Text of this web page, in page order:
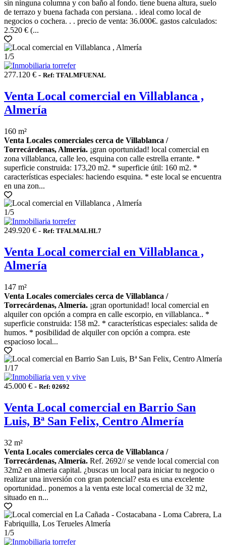
sin ninguna columna y con baño al fondo. tiene buena altura, suelo
de terrazo y buena fachada con persiana. . ideal como local de
negocios o cochera. . . precio de venta: 36.000€. gastos calculados:
2.520 € (...
1/5
277.120 € - Ref: TFALMFUENAL
Venta Local comercial en Villablanca ,
Almería
160 m²
Venta Locales comerciales cerca de Villablanca /
Torrecárdenas, Almería. ¡gran oportunidad! local comercial en
zona villablanca, calle leo, esquina con calle estrella errante. *
superficie construida: 173,20 m2. * superficie útil: 160 m2. *
características especiales: haciendo esquina. * este local se encuentra
en una zon...
1/5
249.920 € - Ref: TFALMALHL7
Venta Local comercial en Villablanca ,
Almería
147 m²
Venta Locales comerciales cerca de Villablanca /
Torrecárdenas, Almería. ¡gran oportunidad! local comercial en
alquiler con opción a compra en calle escorpio, en villablanca.. *
superficie construida: 158 m2. * características especiales: salida de
humos. * posibilidad de alquiler con opción a compra. este
espacioso local...
1/17
45.000 € - Ref: 02692
Venta Local comercial en Barrio San
Luis, Bª San Felix, Centro Almería
32 m²
Venta Locales comerciales cerca de Villablanca /
Torrecárdenas, Almería. Ref. 2692// se vende local comercial con
32m2 en almeria capital. ¿buscas un local para iniciar tu negocio o
realizar una inversión con gran potencial? esta es una excelente
oportunidad.. ponemos a la venta este local comercial de 32 m2,
situado en n...
1/5